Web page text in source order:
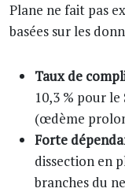
Plane ne fait pas
basées sur les
Taux de
10,3 % pour
(œdème
Forte
dissection en
branches du